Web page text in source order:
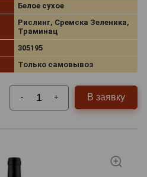
Белое сухое
Рислинг, Сремска Зеленика,
Траминац
305195
Только самовывоз
- + В заявку